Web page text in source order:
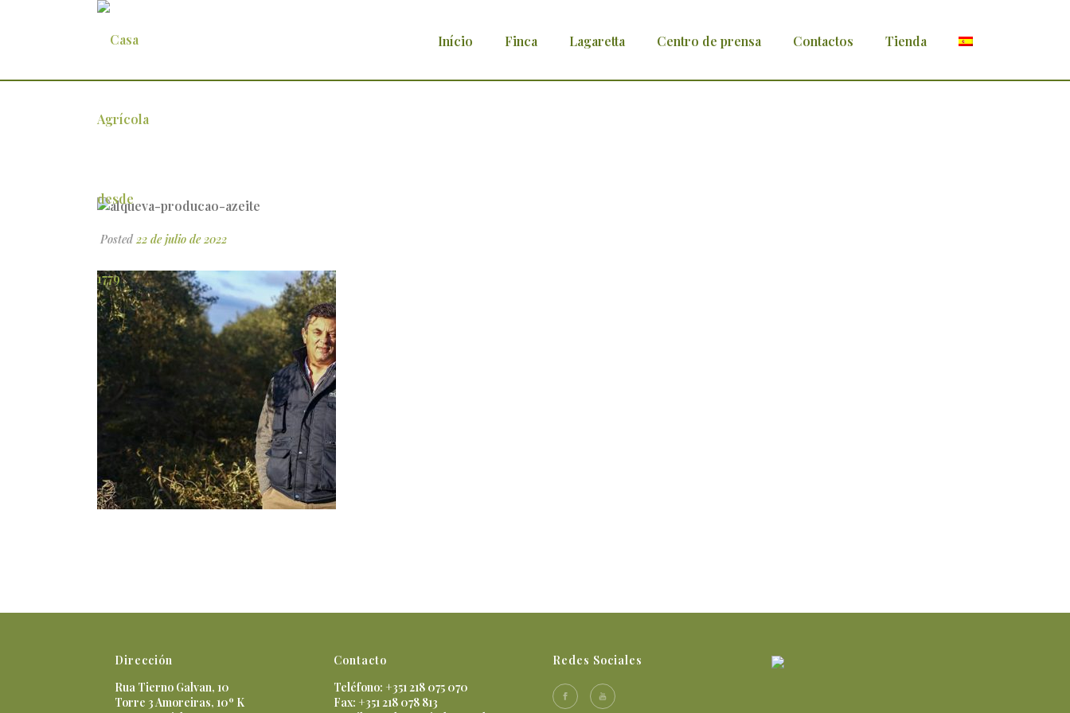
Início Finca Lagaretta Centro de prensa Contactos Tienda
alqueva-producao-azeite
Posted 22 de julio de 2022
Dirección
Rua Tierno Galvan, 10
Torre 3 Amoreiras, 10º K
Contacto
Teléfono: +351 218 075 070
Fax: +351 218 078 813
Redes Sociales